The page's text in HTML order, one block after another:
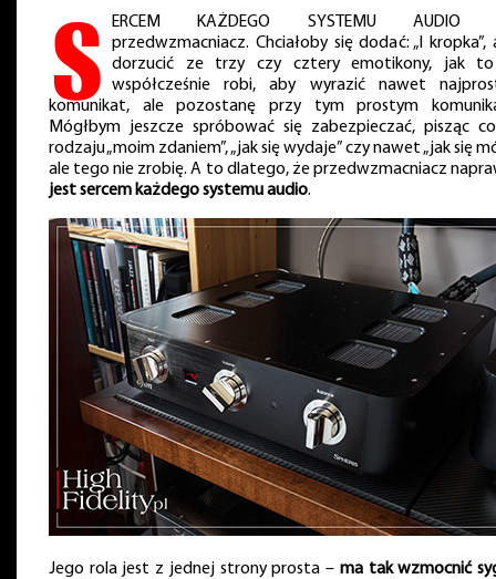
S
ERCEM KAŻDEGO SYSTEMU AUDIO
przedwzmacniacz. Chciałoby się dodać: „I kropka”,
dorzucić ze trzy czy cztery emotikony, jak
współcześnie robi, aby wyrazić nawet
komunikat, ale pozostanę przy tym prostym
Mógłbym jeszcze spróbować się zabezpieczać, pisząc
rodzaju „moim zdaniem”, „jak się wydaje” czy nawet „jak się
ale tego nie zrobię. A to dlatego, że przedwzmacniacz
jest sercem każdego systemu audio.
Jego rola jest z jednej strony prosta – ma tak wzmocnić